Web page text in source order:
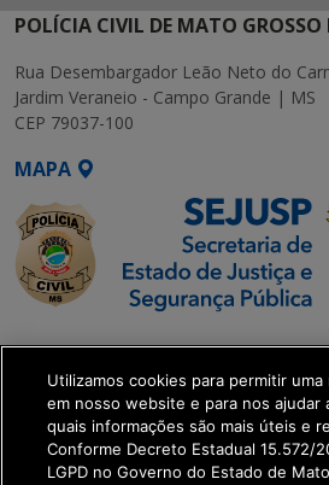
POLÍCIA CIVIL DE MATO GROSSO
Rua Desembargador Leão Neto do
Jardim Veraneio - Campo Grande | MS
CEP 79037-100
MAPA
SETDIG | Secretaria-
Executiva de
Transformação Digital
get_footer();
Utilizamos cookies para permitir
em nosso website e para nos ajudar
quais informações são mais úteis e
Conforme Decreto Estadual 15.572/
LGPD no Governo do Estado de